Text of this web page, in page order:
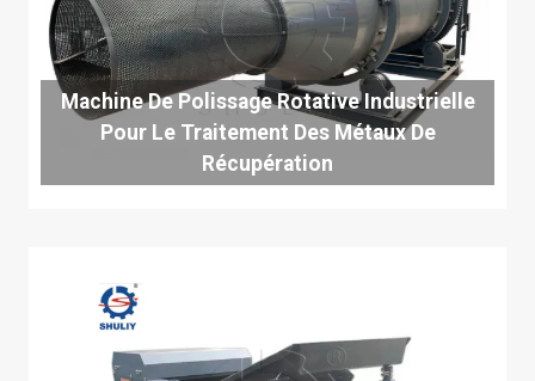
Machine De Polissage Rotative Industrielle
Pour Le Traitement Des Métaux De
Récupération